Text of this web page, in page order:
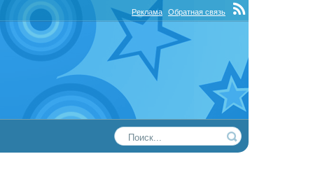
Реклама Обратная связь